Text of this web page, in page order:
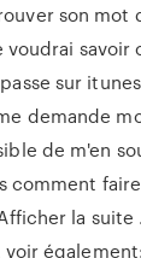
son mot
voudrai
sur
demande
de m'en
comment
la suite
voir